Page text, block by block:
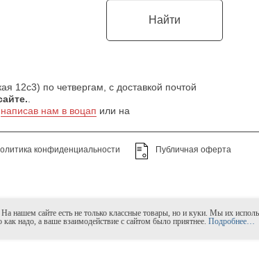
Найти
конфиденциальности Публичная оферта
12с3) по четвергам, с доставкой почтой
.
написав нам в воцап или на
нашем сайте есть не только классные товары, но и куки. Мы их
как надо, а ваше взаимодействие с сайтом было приятнее. Подробнее…